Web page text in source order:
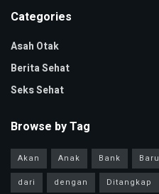
Categories
Asah Otak
Berita Sehat
Seks Sehat
Browse by Tag
Akan Anak Bank Baru
dari
dengan Ditangkap